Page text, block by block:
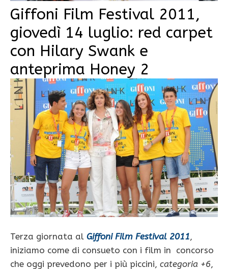
Giffoni Film Festival 2011,
giovedì 14 luglio: red carpet
con Hilary Swank e
anteprima Honey 2
Terza giornata al Giffoni Film Festival 2011,
iniziamo come di consueto con i film in concorso
che oggi prevedono per i più piccini, categoria +6,